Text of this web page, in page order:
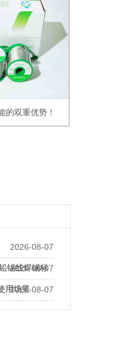
的双重优势！
2026-08-07
锡线焊锡标
2026-08-07
用场景
2026-08-07